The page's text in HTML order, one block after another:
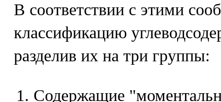
В соответствии с этими
классификацию
разделив их на три группы:
Содержащие